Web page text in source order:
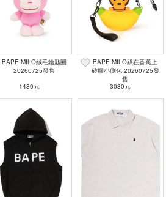
BAPE MILO絨毛鑰匙圈
20260725發售
1480元
BAPE MILO趴在香蕉上
矽膠小側包 20260725發
售
3080元